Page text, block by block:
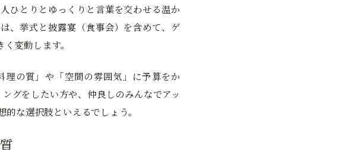
ひとりとゆっくりと言葉を交わせる温か
、挙式と披露宴（食事会）を含めて、ゲ
変動します。
の質」や「空間の雰囲気」に予算をか
グをしたい方や、仲良しのみんなでアッ
な選択肢といえるでしょう。